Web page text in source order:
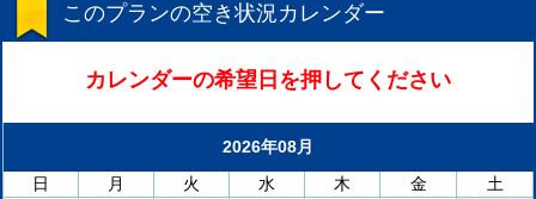
このプランの空き状況カレンダー
カレンダーの希望日を押してください
2026年08月
日
月 火 水 木 金
土